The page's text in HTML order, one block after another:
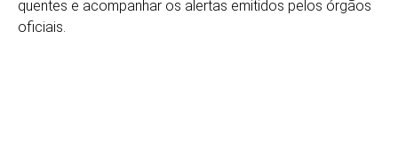
quentes e acompanhar os alertas emitidos pelos órgãos
oficiais.